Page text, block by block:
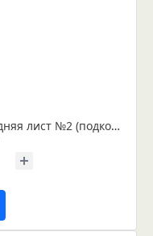
DONG FENG EQ 1030 рессора задняя лист №2 (подкоренной) (Арт. IR 03-01-02)